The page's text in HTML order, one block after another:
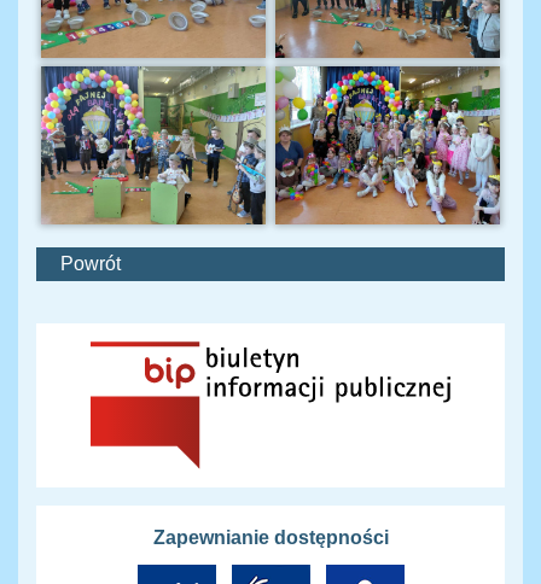
Powrót
Zapewnianie dostępności